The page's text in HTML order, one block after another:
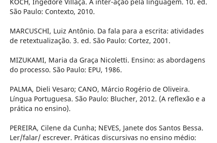
KOCH, Ingedore Villaça. A inter-ação pela linguagem. 10. ed.
São Paulo: Contexto, 2010.
MARCUSCHI, Luiz Antônio. Da fala para a escrita: atividades
de retextualização. 3. ed. São Paulo: Cortez, 2001.
MIZUKAMI, Maria da Graça Nicoletti. Ensino: as abordagens
do processo. São Paulo: EPU, 1986.
PALMA, Dieli Vesaro; CANO, Márcio Rogério de Oliveira.
Língua Portuguesa. São Paulo: Blucher, 2012. (A reflexão e a
prática no ensino).
PEREIRA, Cilene da Cunha; NEVES, Janete dos Santos Bessa.
Ler/falar/ escrever. Práticas discursivas no ensino médio: